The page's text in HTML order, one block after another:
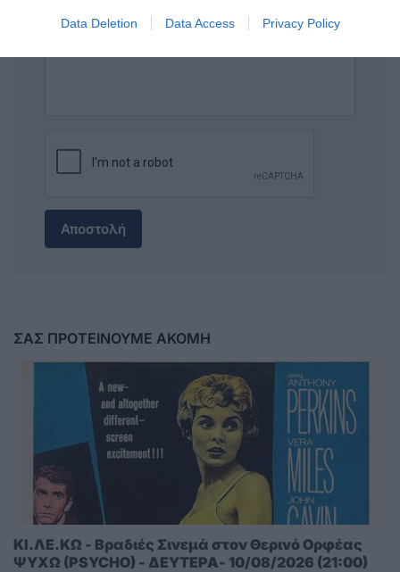
Data Deletion Data Access Privacy Policy
Αποστολή
ΣΑΣ ΠΡΟΤΕΙΝΟΥΜΕ ΑΚΟΜΗ
ΚΙ.ΛΕ.ΚΩ - Βραδιές Σινεμά στον Θερινό Ορφέας
ΨΥΧΩ (PSYCHO) - ΔΕΥΤΕΡΑ- 10/08/2026 (21:00)